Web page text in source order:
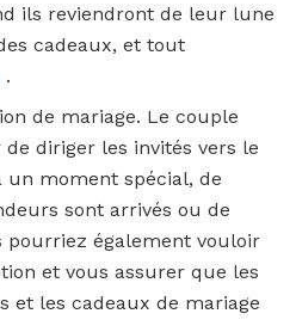
ils reviendront de leur lune
cadeaux, et tout
.
de mariage. Le couple
diriger les invités vers le
un moment spécial, de
sont arrivés ou de
pourriez également vouloir
et vous assurer que les
et les cadeaux de mariage